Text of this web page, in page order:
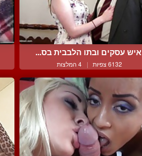
איש עסקים ובתו הלבבית בס...
6132 צפיות | 4 המלצות